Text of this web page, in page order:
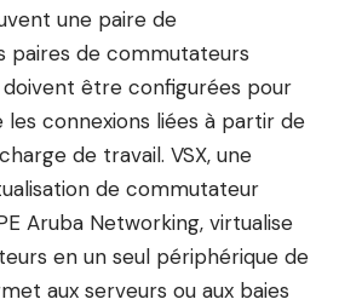
une paire de
paires de commutateurs
être configurées pour
connexions liées à partir de
de travail. VSX, une
de commutateur
Aruba Networking, virtualise
en un seul périphérique de
aux serveurs ou aux baies